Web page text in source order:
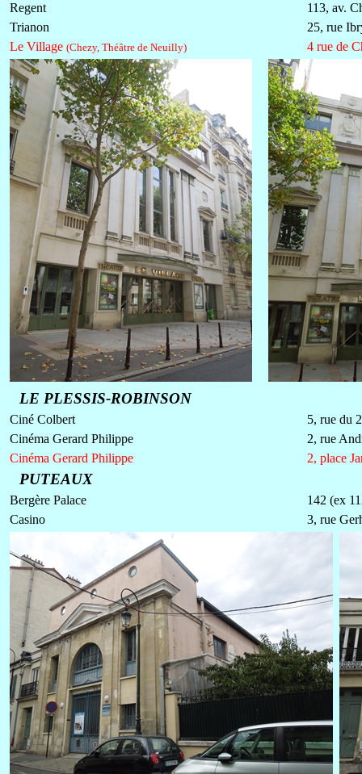
Regent
113, av.
Trianon
25, rue
Le Village (Chezy, Théâtre de Neuilly) 4 rue de
LE PLESSIS-ROBINSON
Ciné Colbert
5, rue du
Cinéma Gerard Philippe
2, rue
Cinéma Gerard Philippe
2, place
PUTEAUX
Bergère Palace
142 (ex
Casino
3, rue